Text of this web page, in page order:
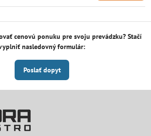
cenovú ponuku pre svoju prevádzku? Stačí
nasledovný formulár:
Poslať dopyt